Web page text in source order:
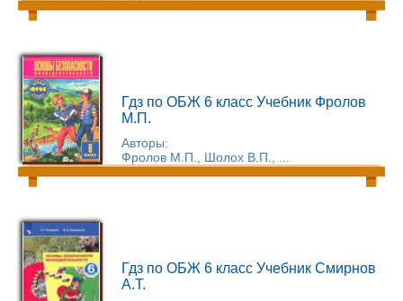
Гдз по ОБЖ 6 класс Учебник Фролов
М.П.
Авторы:
Фролов М.П., Шолох В.П., ...
Гдз по ОБЖ 6 класс Учебник Смирнов
А.Т.